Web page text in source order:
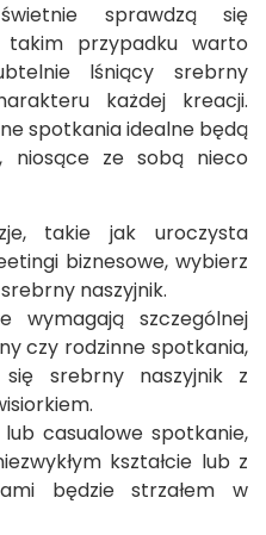
sprawdzą się
przypadku warto
lśniący srebrny
każdej kreacji.
spotkania idealne będą
niosące ze sobą nieco
takie jak uroczysta
biznesowe, wybierz
naszyjnik.
wymagają szczególnej
czy rodzinne spotkania,
się srebrny naszyjnik z
casualowe spotkanie,
kształcie lub z
będzie strzałem w